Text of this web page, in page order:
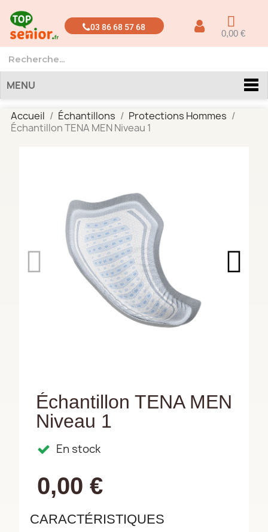
03 86 68 57 68
0,00 €
MENU
Accueil Échantillons
Protections Hommes
Échantillon TENA MEN Niveau 1
Échantillon TENA MEN
Niveau 1
En stock
0,00 €
CARACTÉRISTIQUES